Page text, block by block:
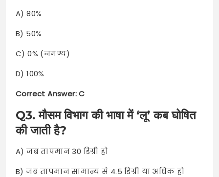
A) 80%
B) 50%
C) 0% (नगण्य)
D) 100%
Correct Answer: C
Q3. मौसम विभाग की भाषा में ‘लू’ कब घोषित
की जाती है?
A) जब तापमान 30 डिग्री हो
B) जब तापमान सामान्य से 4.5 डिग्री या अधिक हो